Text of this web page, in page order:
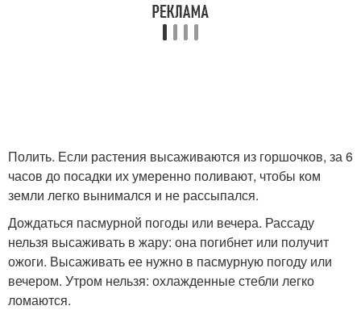
Полить. Если растения высаживаются из горшочков, за 6
часов до посадки их умеренно поливают, чтобы ком
земли легко вынимался и не рассыпался.
Дождаться пасмурной погоды или вечера. Рассаду
нельзя высаживать в жару: она погибнет или получит
ожоги. Высаживать ее нужно в пасмурную погоду или
вечером. Утром нельзя: охлажденные стебли легко
ломаются.